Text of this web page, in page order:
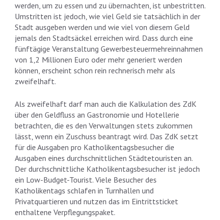
werden, um zu essen und zu übernachten, ist unbestritten.
Umstritten ist jedoch, wie viel Geld sie tatsächlich in der
Stadt ausgeben werden und wie viel von diesem Geld
jemals den Stadtsäckel erreichen wird. Dass durch eine
fünftägige Veranstaltung Gewerbesteuermehreinnahmen
von 1,2 Millionen Euro oder mehr generiert werden
können, erscheint schon rein rechnerisch mehr als
zweifelhaft.
Als zweifelhaft darf man auch die Kalkulation des ZdK
über den Geldfluss an Gastronomie und Hotellerie
betrachten, die es den Verwaltungen stets zukommen
lässt, wenn ein Zuschuss beantragt wird. Das ZdK setzt
für die Ausgaben pro Katholikentagsbesucher die
Ausgaben eines durchschnittlichen Städtetouristen an.
Der durchschnittliche Katholikentagsbesucher ist jedoch
ein Low-Budget-Tourist. Viele Besucher des
Katholikentags schlafen in Turnhallen und
Privatquartieren und nutzen das im Eintrittsticket
enthaltene Verpflegungspaket.